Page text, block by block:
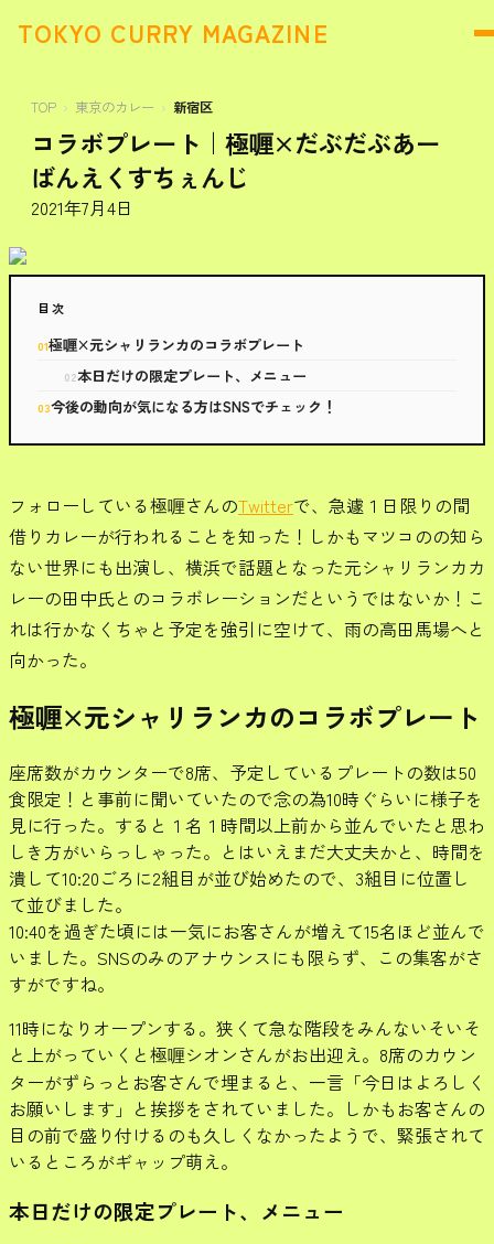
TOKYO CURRY MAGAZINE
TOP 東京のカレー 新宿区
コラボプレート｜極喱×だぶだぶあー
ばんえくすちぇんじ
2021年7月4日
目次
極喱×元シャリランカのコラボプレート
本日だけの限定プレート、メニュー
今後の動向が気になる方はSNSでチェック！
フォローしている極喱さんのTwitterで、急遽１日限りの間
借りカレーが行われることを知った！しかもマツコのの知ら
ない世界にも出演し、横浜で話題となった元シャリランカカ
レーの田中氏とのコラボレーションだというではないか！こ
れは行かなくちゃと予定を強引に空けて、雨の高田馬場へと
向かった。
極喱×元シャリランカのコラボプレート
座席数がカウンターで8席、予定しているプレートの数は50
食限定！と事前に聞いていたので念の為10時ぐらいに様子を
見に行った。すると１名１時間以上前から並んでいたと思わ
しき方がいらっしゃった。とはいえまだ大丈夫かと、時間を
潰して10:20ごろに2組目が並び始めたので、3組目に位置し
て並びました。
10:40を過ぎた頃には一気にお客さんが増えて15名ほど並んで
いました。SNSのみのアナウンスにも限らず、この集客がさ
すがですね。
11時になりオープンする。狭くて急な階段をみんないそいそ
と上がっていくと極喱シオンさんがお出迎え。8席のカウン
ターがずらっとお客さんで埋まると、一言「今日はよろしく
お願いします」と挨拶をされていました。しかもお客さんの
目の前で盛り付けるのも久しくなかったようで、緊張されて
いるところがギャップ萌え。
本日だけの限定プレート、メニュー